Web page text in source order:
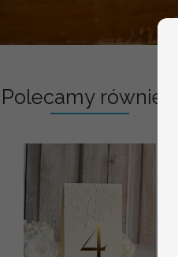
Polecamy również: